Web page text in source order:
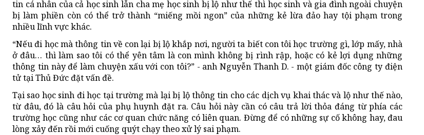
tin cá nhân của cả học sinh lẫn cha mẹ học sinh bị lộ như thế thì học sinh và gia đình ngoài chuyện
bị làm phiền còn có thể trở thành “miếng mồi ngon” của những kẻ lừa đảo hay tội phạm trong
nhiều lĩnh vực khác.
“Nếu đi học mà thông tin về con lại bị lộ khắp nơi, người ta biết con tôi học trường gì, lớp mấy, nhà
ở đâu… thì làm sao tôi có thể yên tâm là con mình không bị rình rập, hoặc có kẻ lợi dụng những
thông tin này để làm chuyện xấu với con tôi?” - anh Nguyễn Thanh D. - một giám đốc công ty điện
tử tại Thủ Đức đặt vấn đề.
Tại sao học sinh đi học tại trường mà lại bị lộ thông tin cho các dịch vụ khai thác và lộ như thế nào,
từ đâu, đó là câu hỏi của phụ huynh đặt ra. Câu hỏi này cần có câu trả lời thỏa đáng từ phía các
trường học cũng như các cơ quan chức năng có liên quan. Đừng để có những sự cố không hay, đau
lòng xảy đến rồi mới cuống quýt chạy theo xử lý sai phạm.